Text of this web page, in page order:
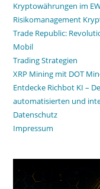
Kryptowährungen im
Risikomanagement
Trade Republic:
Mobil
Trading Strategien
XRP Mining mit DOT
Entdecke Richbot KI –
automatisierten und
Datenschutz
Impressum